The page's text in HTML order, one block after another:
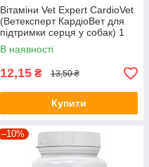
Вітаміни Vet Expert CardioVet
(Ветексперт КардіоВет для
підтримки серця у собак) 1
табл.
В наявності
12,15 ₴ 13,50 ₴
Купити
–10%